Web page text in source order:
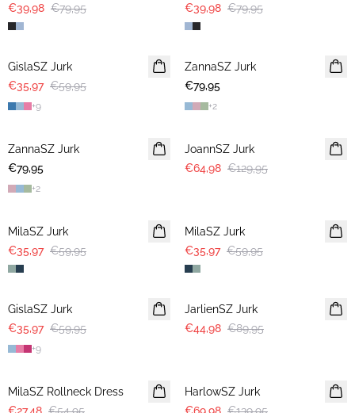
€39,98 €79,95
€39,98 €79,95
-40%
GislaSZ Jurk
€35,97 €59,95
+9
ZannaSZ Jurk
€79,95
+2
ZannaSZ Jurk
€79,95
+2
JoannSZ Jurk
€64,98 €129,95
MilaSZ Jurk
€35,97 €59,95
MilaSZ Jurk
€35,97 €59,95
-40%
GislaSZ Jurk
€35,97 €59,95
+9
-50%
JarlienSZ Jurk
€44,98 €89,95
MilaSZ Rollneck Dress
HarlowSZ Jurk